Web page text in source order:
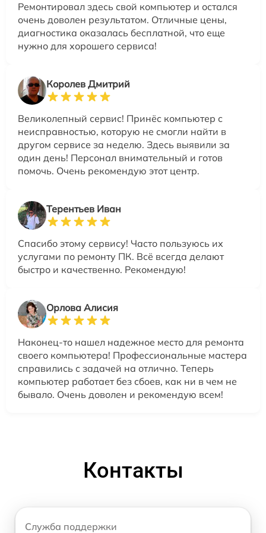
Ремонтировал здесь свой компьютер и остался
очень доволен результатом. Отличные цены,
диагностика оказалась бесплатной, что еще
нужно для хорошего сервиса!
Королев Дмитрий
Великолепный сервис! Принёс компьютер с
неисправностью, которую не смогли найти в
другом сервисе за неделю. Здесь выявили за
один день! Персонал внимательный и готов
помочь. Очень рекомендую этот центр.
Терентьев Иван
Спасибо этому сервису! Часто пользуюсь их
услугами по ремонту ПК. Всё всегда делают
быстро и качественно. Рекомендую!
Орлова Алисия
Наконец-то нашел надежное место для ремонта
своего компьютера! Профессиональные мастера
справились с задачей на отлично. Теперь
компьютер работает без сбоев, как ни в чем не
бывало. Очень доволен и рекомендую всем!
Контакты
Служба поддержки